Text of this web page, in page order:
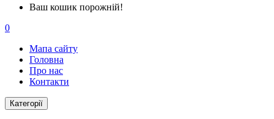
Ваш кошик порожній!
0
Мапа сайту
Головна
Про нас
Контакти
Категорії